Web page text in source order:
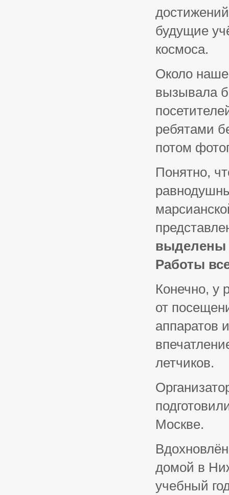
будущие
космоса.
Около
вызывала
ребятами
потом
Понятно,
выделены
Работы
Конечно, у
от
аппаратов
летчиков.
Москве.
домой в
учебный